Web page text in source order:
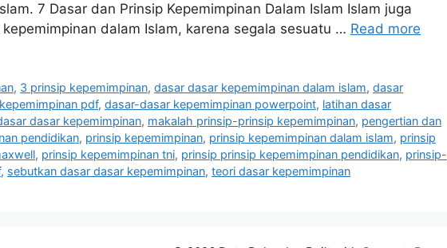
7 Dasar dan Prinsip Kepemimpinan Dalam Islam Islam juga
dalam Islam, karena segala sesuatu … Read more
, 3 prinsip kepemimpinan,dasar dasar kepemimpinan dalam islam,dasar
pdf, dasar-dasar kepemimpinan powerpoint, latihan dasar
dasar kepemimpinan, makalah prinsip-prinsip kepemimpinan, pengertian dan
pendidikan, prinsip kepemimpinan, prinsip kepemimpinan dalam islam, prinsip
, prinsip kepemimpinan tni, prinsip prinsip kepemimpinan pendidikan, prinsip-
, sebutkan dasar dasar kepemimpinan, teori dasar kepemimpinan